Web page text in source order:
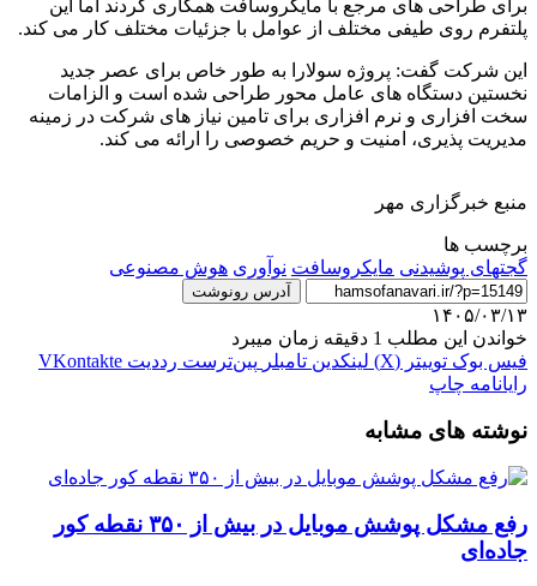
برای طراحی های مرجع با مایکروسافت همکاری کردند اما این
پلتفرم روی طیفی مختلف از عوامل با جزئیات مختلف کار می کند.
این شرکت گفت: پروژه سولارا به طور خاص برای عصر جدید
نخستین دستگاه های عامل محور طراحی شده است و الزامات
سخت افزاری و نرم افزاری برای تامین نیاز های شرکت در زمینه
مدیریت پذیری، امنیت و حریم خصوصی را ارائه می کند.
منبع خبرگزاری مهر
برچسب ها
گجتهای پوشیدنی مایکروسافت نوآوری هوش مصنوعی
آدرس رونوشت
۱۴۰۵/۰۳/۱۳
خواندن این مطلب 1 دقیقه زمان میبرد
فیس بوک توییتر (X) لینکدین ‫تامبلر ‫پین‌ترست ‫رددیت ‫VKontakte
رایانامه چاپ
نوشته های مشابه
رفع مشکل پوشش موبایل در بیش از ۳۵۰ نقطه کور
جاده‌ای